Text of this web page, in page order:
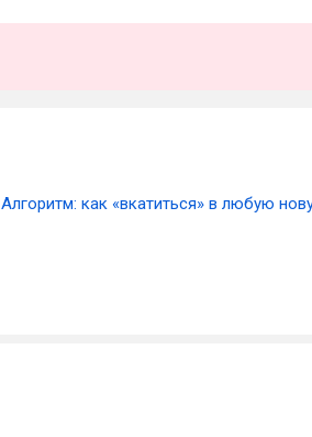
Алгоритм: как «вкатиться» в любую